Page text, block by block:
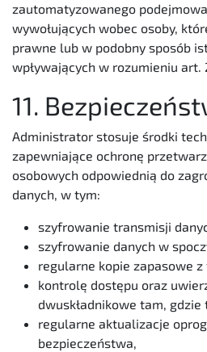
zautomatyzowanego
wywołujących wobec osoby,
prawne lub w podobny sposób
wpływających w rozumieniu art.
11.
Administrator stosuje środki
zapewniające ochronę
osobowych odpowiednią do
danych, w tym:
szyfrowanie transmisji
szyfrowanie danych w
regularne kopie zapasowe
kontrolę dostępu oraz
dwuskładnikowe tam,
regularne aktualizacje
bezpieczeństwa,